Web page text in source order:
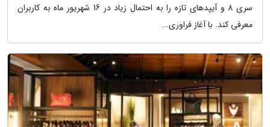
سری 8 و آیپدهای تازه را به احتمال زیاد در 16 شهریور ماه به کاربران
معرفی کند. با آغاز فراوری...